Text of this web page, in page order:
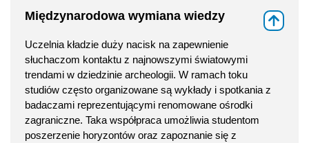
Międzynarodowa wymiana wiedzy
Uczelnia kładzie duży nacisk na zapewnienie
słuchaczom kontaktu z najnowszymi światowymi
trendami w dziedzinie archeologii. W ramach toku
studiów często organizowane są wykłady i spotkania z
badaczami reprezentującymi renomowane ośrodki
zagraniczne. Taka współpraca umożliwia studentom
poszerzenie horyzontów oraz zapoznanie się z